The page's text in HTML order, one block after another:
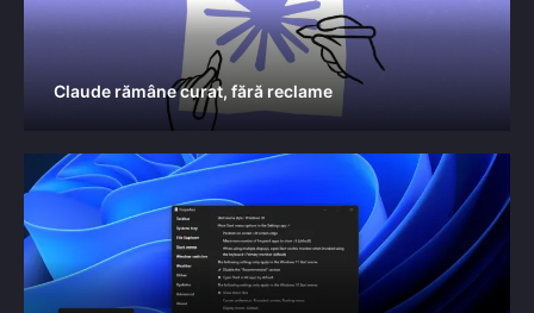
Claude rămâne curat, fără reclame